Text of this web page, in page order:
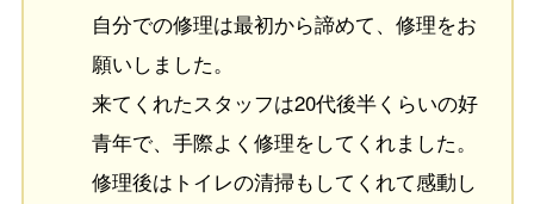
自分での修理は最初から諦めて、修理をお
願いしました。
来てくれたスタッフは20代後半くらいの好
青年で、手際よく修理をしてくれました。
修理後はトイレの清掃もしてくれて感動し